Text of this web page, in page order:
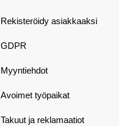
Rekisteröidy asiakkaaksi
GDPR
Myyntiehdot
Avoimet työpaikat
Takuut ja reklamaatiot